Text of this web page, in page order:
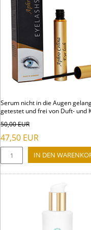
Serum nicht in die Augen
getestet und frei von Duft- und
50,00EUR
47,50 EUR